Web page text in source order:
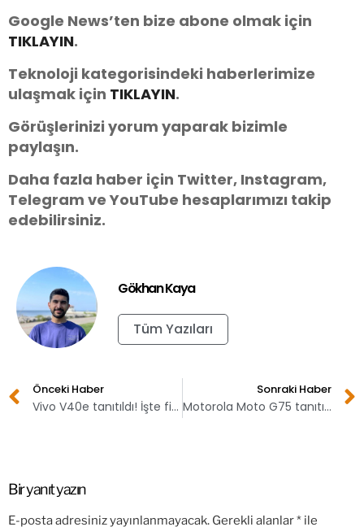
Google News’ten bize abone olmak için
TIKLAYIN.
Teknoloji kategorisindeki haberlerimize
ulaşmak için TIKLAYIN.
Görüşlerinizi yorum yaparak bizimle
paylaşın.
Daha fazla haber için Twitter, Instagram,
Telegram ve YouTube hesaplarımızı takip
edebilirsiniz.
Gökhan Kaya
Tüm Yazıları
Önceki Haber
Vivo V40e tanıtıldı! İşte fiyatı
Sonraki Haber
Motorola Moto G75 tanıtıldı! İşte özellikleri
Bir yanıt yazın
E-posta adresiniz yayınlanmayacak. Gerekli alanlar* ile